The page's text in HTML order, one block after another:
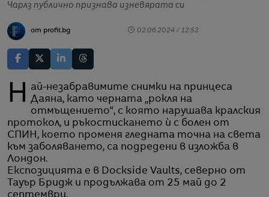
Чарлз публично признава изневярата си
от profit.bg 02.06.2024 / 12:52
Най-незабравимите снимки на принцеса Даяна, като черната „рокля на
отмъщението“, с която нарушава кралския
протокол, и ръкостискането ѝ с болен от
СПИН, което променя гледната точна на света
към заболяването, са подредени в изложба в
Лондон.
Експозицията е в Dockside Vaults, северно от
Тауър Бридж и продължава от 25 май до 2
септември.